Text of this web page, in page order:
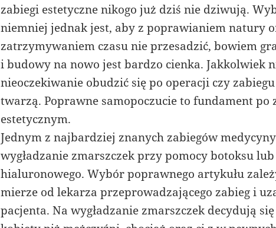
zabiegi estetyczne nikogo już dziś nie dziwują.
niemniej jednak jest, aby z poprawianiem natury
zatrzymywaniem czasu nie przesadzić, bowiem
i budowy na nowo jest bardzo cienka. Jakkolwiek
nieoczekiwanie obudzić się po operacji czy zabiegu
twarzą. Poprawne samopoczucie to fundament po
estetycznym.
Jednym z najbardziej znanych zabiegów
wygładzanie zmarszczek przy pomocy botoksu
hialuronowego. Wybór poprawnego artykułu
mierze od lekarza przeprowadzającego zabieg i
pacjenta. Na wygładzanie zmarszczek decydują